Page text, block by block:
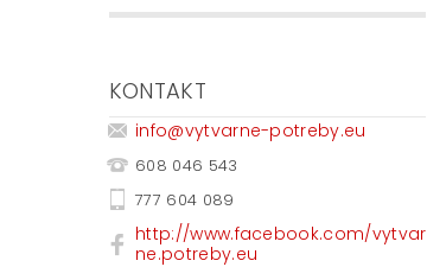
KONTAKT
info@vytvarne-potreby.eu
608 046 543
777 604 089
http://www.facebook.com/vytvar
ne.potreby.eu